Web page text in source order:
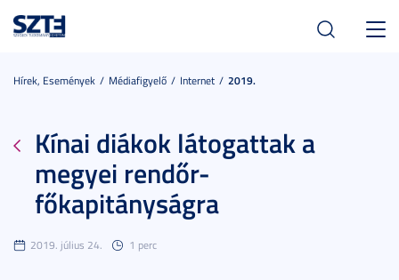
Hírek, Események Médiafigyelő Internet 2019.
Kínai diákok látogattak a
megyei rendőr-
főkapitányságra
2019. július 24. 1 perc